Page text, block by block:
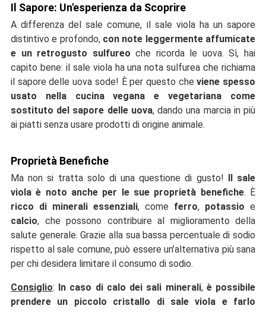
Il Sapore: Un'esperienza da Scoprire
A differenza del sale comune, il sale viola ha un sapore
distintivo e profondo, con note leggermente affumicate
e un retrogusto sulfureo che ricorda le uova. Sì, hai
capito bene: il sale viola ha una nota sulfurea che richiama
il sapore delle uova sode! È per questo cheviene spesso
usato nella cucina vegana e vegetariana come
sostituto del sapore delle uova, dando una marcia in più
ai piatti senza usare prodotti di origine animale.
Proprietà Benefiche
Ma non si tratta solo di una questione di gusto!
Il sale
viola è noto anche per le sue proprietà benefiche. È
ricco di minerali essenziali, come ferro, potassio e
calcio, che possono contribuire al miglioramento della
salute generale. Grazie alla sua bassa percentuale di sodio
rispetto al sale comune, può essere un’alternativa più sana
per chi desidera limitare il consumo di sodio.
Consiglio: In caso di calo dei sali minerali, è possibile
prendere un piccolo cristallo di sale viola e farlo